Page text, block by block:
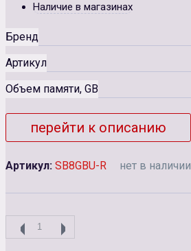
Наличие в магазинах
Бренд
Артикул
Объем памяти, GB
перейти к описанию
Артикул: SB8GBU-R нет в наличии